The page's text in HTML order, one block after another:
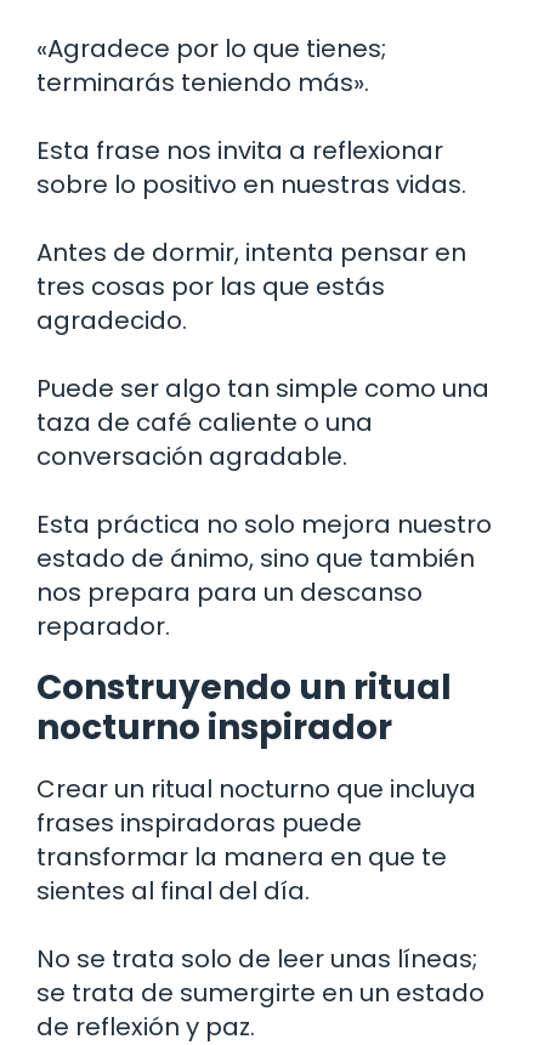
«Agradece por lo que tienes;
terminarás teniendo más».
Esta frase nos invita a reflexionar
sobre lo positivo en nuestras vidas.
Antes de dormir, intenta pensar en
tres cosas por las que estás
agradecido.
Puede ser algo tan simple como una
taza de café caliente o una
conversación agradable.
Esta práctica no solo mejora nuestro
estado de ánimo, sino que también
nos prepara para un descanso
reparador.
Construyendo un ritual
nocturno inspirador
Crear un ritual nocturno que incluya
frases inspiradoras puede
transformar la manera en que te
sientes al final del día.
No se trata solo de leer unas líneas;
se trata de sumergirte en un estado
de reflexión y paz.